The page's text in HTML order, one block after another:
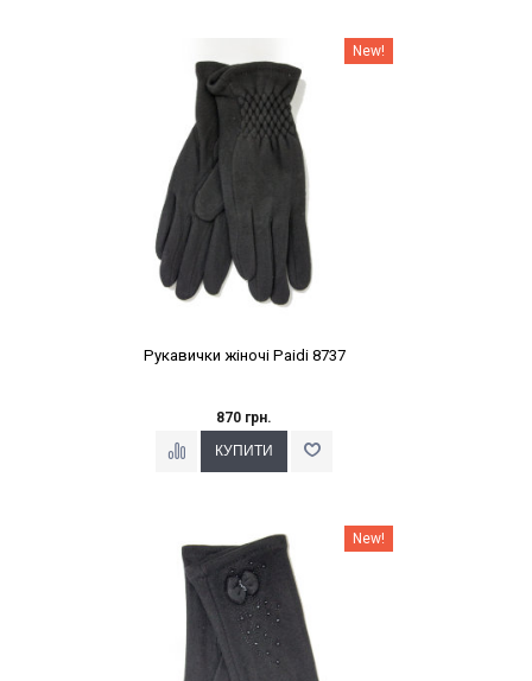
New!
Рукавички жіночі Paidi 8737
870 грн.
Наклейки Варіант з % New!